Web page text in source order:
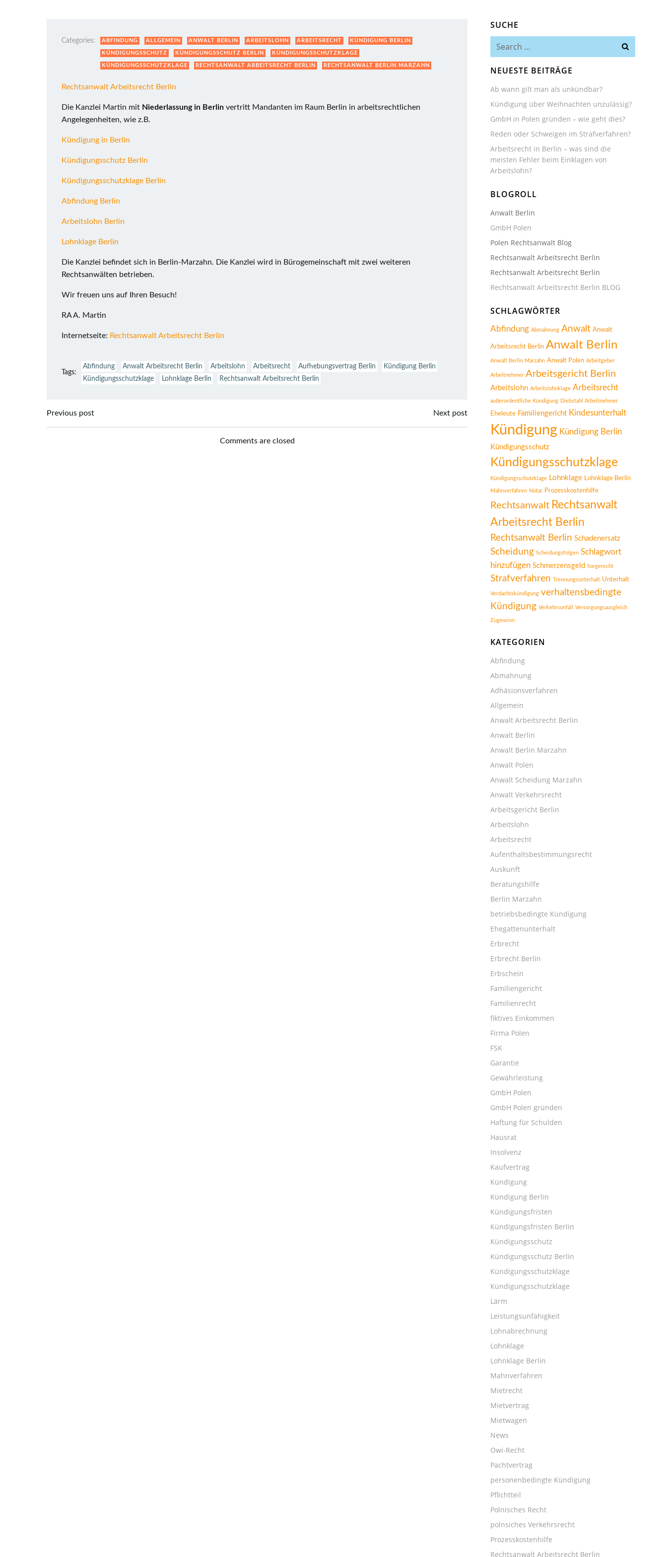
Categories: ABFINDUNG ALLGEMEIN ANWALT BERLIN ARBEITSLOHN ARBEITSRECHT KÜNDIGUNG BERLIN
KÜNDIGUNGSSCHUTZ KÜNDIGUNGSSCHUTZ BERLIN KÜNDIGUNGSSCHUTZKLAGE
KÜNDIGUNGSSCHUTZKLAGE RECHTSANWALT ARBEITSRECHT BERLIN RECHTSANWALT BERLIN MARZAHN
Rechtsanwalt Arbeitsrecht Berlin
Die Kanzlei Martin mit Niederlassung in Berlin vertritt Mandanten im Raum Berlin in arbeitsrechtlichen
Angelegenheiten, wie z.B.
Kündigung in Berlin
Kündigungsschutz Berlin
Kündigungsschutzklage Berlin
Abfindung Berlin
Arbeitslohn Berlin
Lohnklage Berlin
Die Kanzlei befindet sich in Berlin-Marzahn. Die Kanzlei wird in Bürogemeinschaft mit zwei weiteren
Rechtsanwälten betrieben.
Wir freuen uns auf Ihren Besuch!
RA A. Martin
Internetseite: Rechtsanwalt Arbeitsrecht Berlin
Tags:
Abfindung Anwalt Arbeitsrecht Berlin Arbeitslohn Arbeitsrecht Aufhebungsvertrag Berlin
Kündigung Berlin
Kündigungsschutzklage
Lohnklage Berlin Rechtsanwalt Arbeitsrecht Berlin
Beitragsnavigation
Previous post Next post
Comments are closed
SUCHE
NEUESTE BEITRÄGE
Ab wann gilt man als unkündbar?
Kündigung über Weihnachten unzulässig?
GmbH in Polen gründen – wie geht dies?
Reden oder Schweigen im Strafverfahren?
Arbeitsrecht in Berlin – was sind die
meisten Fehler beim Einklagen von
Arbeitslohn?
BLOGROLL
Anwalt Berlin
GmbH Polen
Polen Rechtsanwalt Blog
Rechtsanwalt Arbeitsrecht Berlin
Rechtsanwalt Arbeitsrecht Berlin
Rechtsanwalt Arbeitsrecht Berlin BLOG
SCHLAGWÖRTER
Abfindung Abmahnung Anwalt Anwalt
Arbeitsrecht Berlin Anwalt Berlin
Anwalt Berlin Marzahn Anwalt Polen Arbeitgeber
Arbeitnehmer Arbeitsgericht Berlin
Arbeitslohn Arbeitslohnklage Arbeitsrecht
außerordentliche Kündigung Diebstahl Arbeitnehmer
Eheleute Familiengericht Kindesunterhalt
Kündigung Kündigung Berlin
Kündigungsschutz
Kündigungsschutzklage
Kündigungsschutzklage Lohnklage Lohnklage Berlin
Mahnverfahren Notar Prozesskostenhilfe
Rechtsanwalt Rechtsanwalt
Arbeitsrecht Berlin
Rechtsanwalt Berlin Schadenersatz
Scheidung Scheidungsfolgen Schlagwort
hinzufügen Schmerzensgeld Sorgerecht
Strafverfahren Trennungsunterhalt Unterhalt
Verdachtskündigung verhaltensbedingte
Kündigung Verkehrsunfall Versorgungsausgleich
Zugewinn
KATEGORIEN
Abfindung
Abmahnung
Adhäsionsverfahren
Allgemein
Anwalt Arbeitsrecht Berlin
Anwalt Berlin
Anwalt Berlin Marzahn
Anwalt Polen
Anwalt Scheidung Marzahn
Anwalt Verkehrsrecht
Arbeitsgericht Berlin
Arbeitslohn
Arbeitsrecht
Aufenthaltsbestimmungsrecht
Auskunft
Beratungshilfe
Berlin Marzahn
betriebsbedingte Kündigung
Ehegattenunterhalt
Erbrecht
Erbrecht Berlin
Erbschein
Familiengericht
Familienrecht
fiktives Einkommen
Firma Polen
FSK
Garantie
Gewährleistung
GmbH Polen
GmbH Polen gründen
Haftung für Schulden
Hausrat
Insolvenz
Kaufvertrag
Kündigung
Kündigung Berlin
Kündigungsfristen
Kündigungsfristen Berlin
Kündigungsschutz
Kündigungsschutz Berlin
Kündigungsschutzklage
Kündigungsschutzklage
Lärm
Leistungsunfähigkeit
Lohnabrechnung
Lohnklage
Lohnklage Berlin
Mahnverfahren
Mietrecht
Mietvertrag
Mietwagen
News
Owi-Recht
Pachtvertrag
personenbedingte Kündigung
Pflichtteil
Polnisches Recht
polnsiches Verkehrsrecht
Prozesskostenhilfe
Rechtsanwalt Arbeitsrecht Berlin